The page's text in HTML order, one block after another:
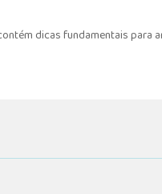
dicas fundamentais